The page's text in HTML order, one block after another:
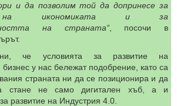
и да позволим той да допринесе за
на икономиката и за
на страната“, посочи в
че условията за развитие на
бизнес у нас бележат подобрение, като са
страната ни да се позиционира и да
стане не само дигитален хъб, а и
развитие на Индустрия 4.0.